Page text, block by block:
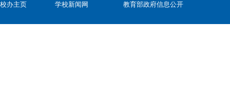
校办主页
学校新闻网 教育部政府信息公开